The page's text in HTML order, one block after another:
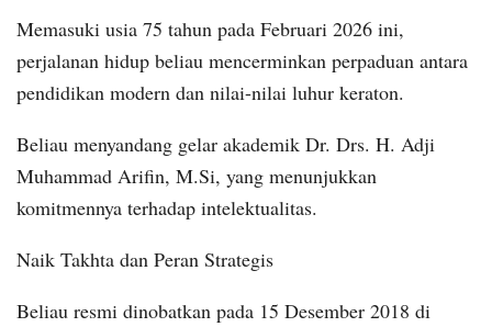
Memasuki usia 75 tahun pada Februari 2026 ini,
perjalanan hidup beliau mencerminkan perpaduan antara
pendidikan modern dan nilai-nilai luhur keraton.
Beliau menyandang gelar akademik Dr. Drs. H. Adji
Muhammad Arifin, M.Si, yang menunjukkan
komitmennya terhadap intelektualitas.
Naik Takhta dan Peran Strategis
Beliau resmi dinobatkan pada 15 Desember 2018 di